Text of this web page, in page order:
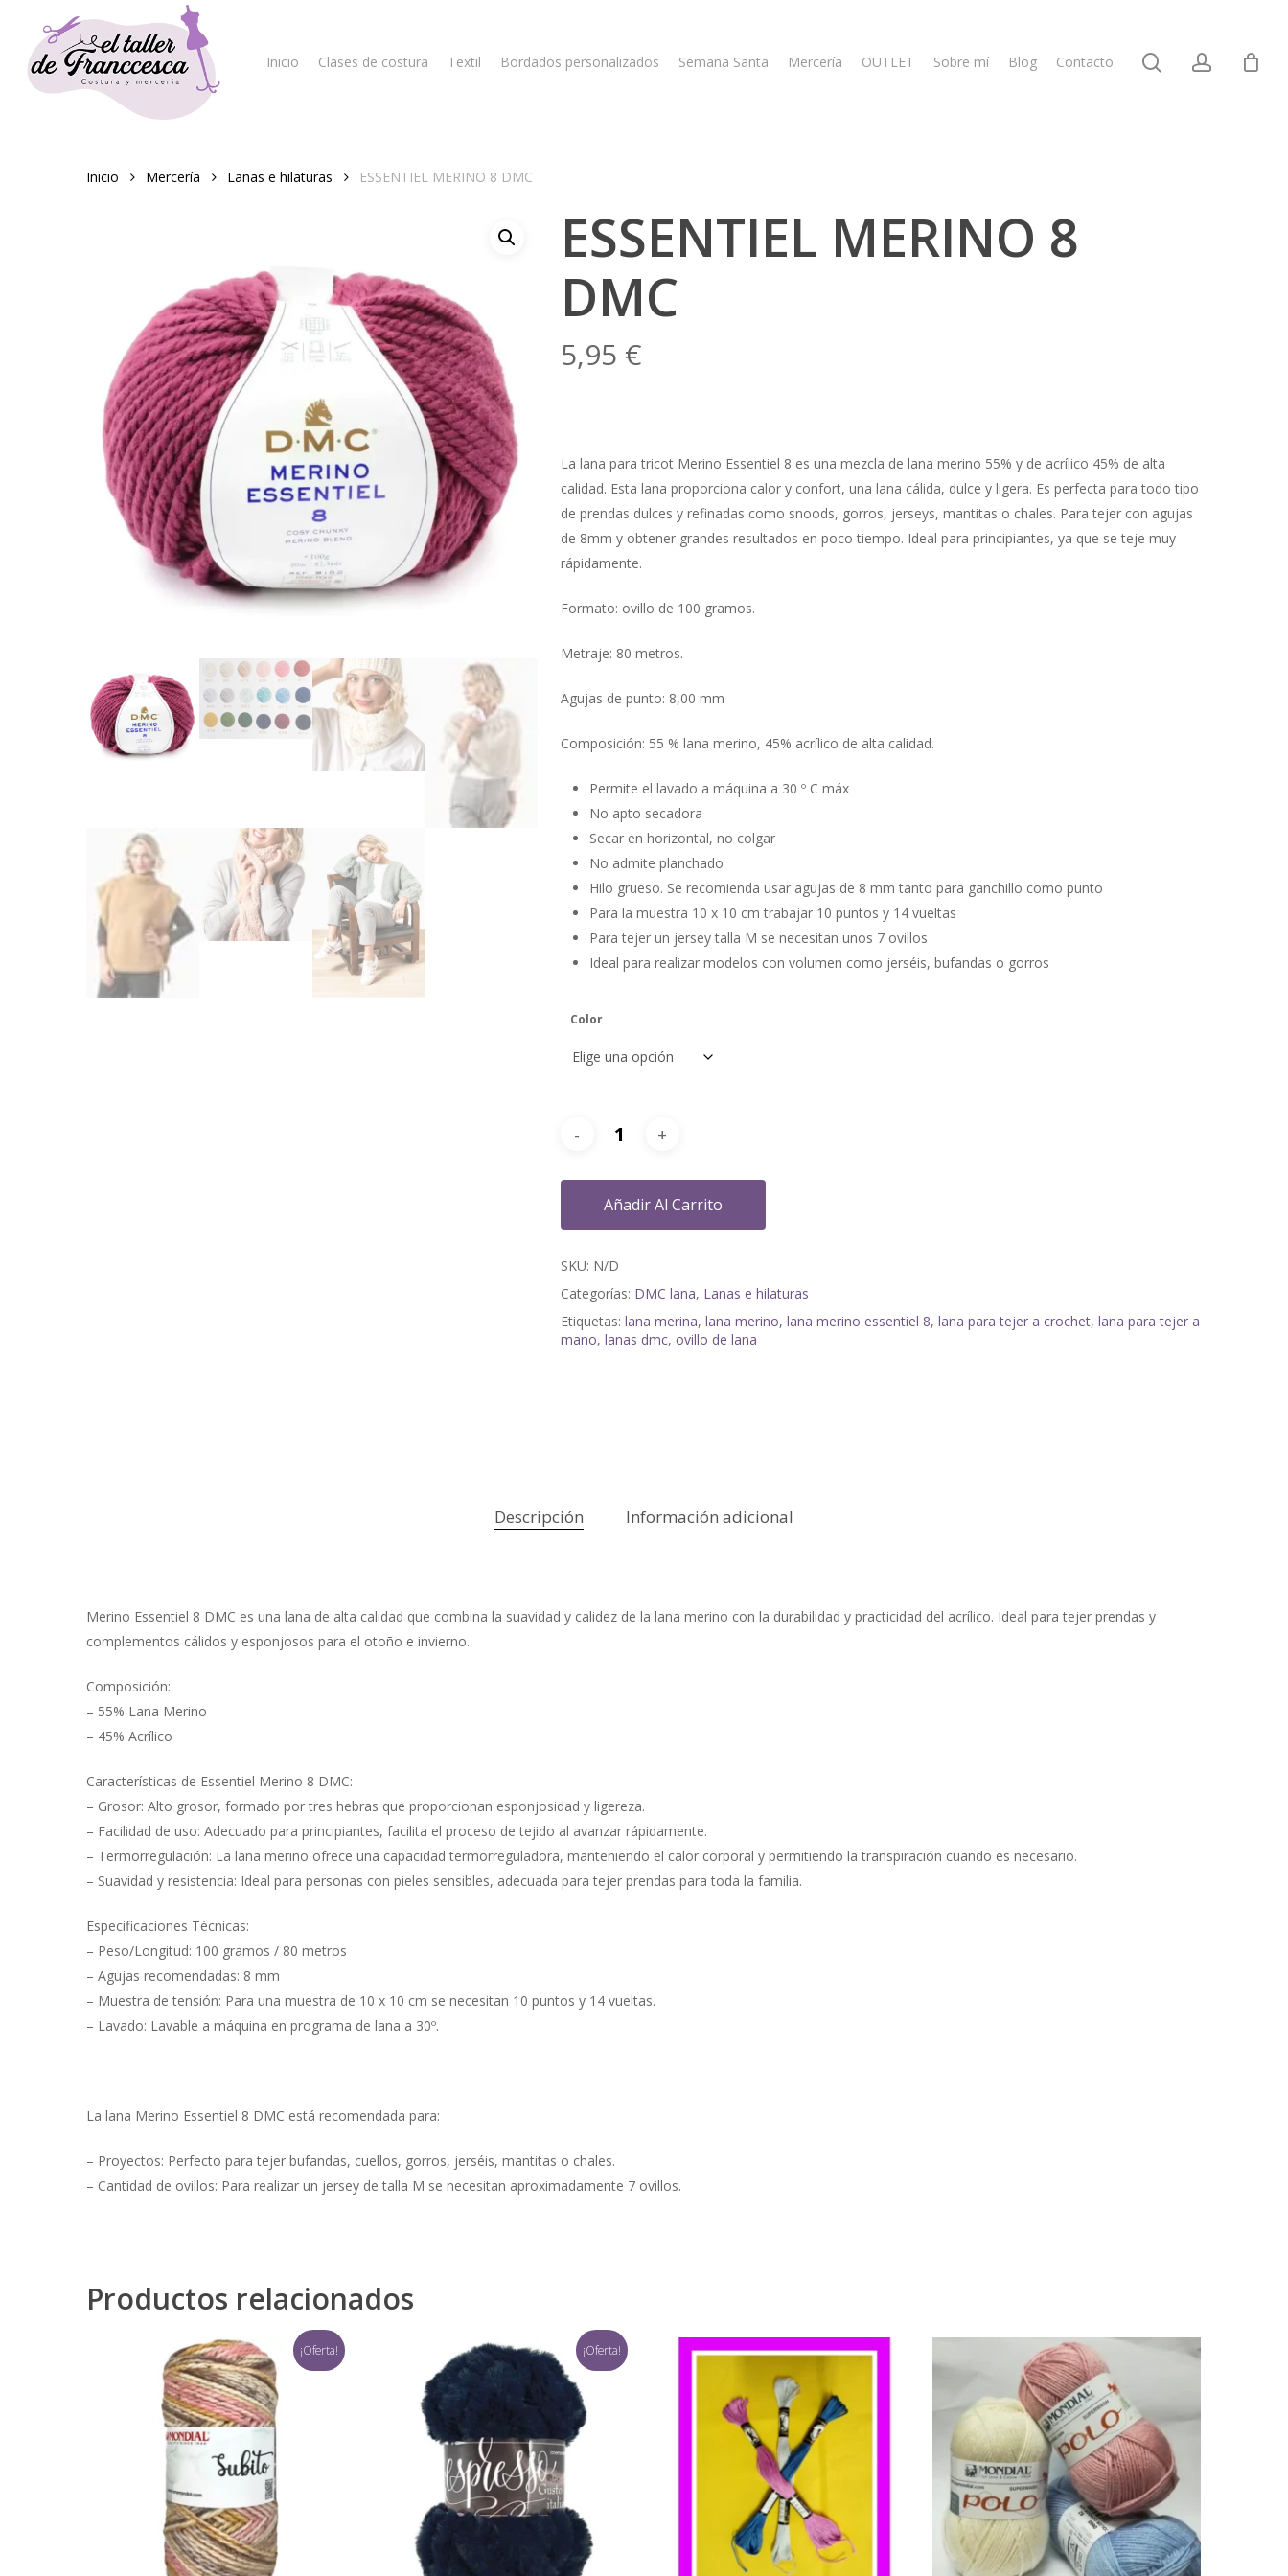
main
content
Hit enter to search or ESC to close
Inicio Clases de costura Textil Bordados personalizados Semana Santa Mercería OUTLET Sobre mí Blog Contacto searchaccount
Inicio Mercería Lanas e hilaturas ESSENTIEL MERINO 8 DMC
ESSENTIEL MERINO 8
DMC
5,95 €
La lana para tricot Merino Essentiel 8 es una mezcla de lana merino 55% y de acrílico 45% de alta
calidad. Esta lana proporciona calor y confort, una lana cálida, dulce y ligera. Es perfecta para todo tipo
de prendas dulces y refinadas como snoods, gorros, jerseys, mantitas o chales. Para tejer con agujas
de 8mm y obtener grandes resultados en poco tiempo. Ideal para principiantes, ya que se teje muy
rápidamente.
Formato: ovillo de 100 gramos.
Metraje: 80 metros.
Agujas de punto: 8,00 mm
Composición: 55 % lana merino, 45% acrílico de alta calidad.
Permite el lavado a máquina a 30 º C máx
No apto secadora
Secar en horizontal, no colgar
No admite planchado
Hilo grueso. Se recomienda usar agujas de 8 mm tanto para ganchillo como punto
Para la muestra 10 x 10 cm trabajar 10 puntos y 14 vueltas
Para tejer un jersey talla M se necesitan unos 7 ovillos
Ideal para realizar modelos con volumen como jerséis, bufandas o gorros
Color
Añadir Al Carrito
SKU: N/D
Categorías: DMC lana, Lanas e hilaturas
Etiquetas: lana merina, lana merino, lana merino essentiel 8, lana para tejer a crochet, lana para tejer a
mano, lanas dmc, ovillo de lana
Descripción Información adicional
Merino Essentiel 8 DMC es una lana de alta calidad que combina la suavidad y calidez de la lana merino con la durabilidad y practicidad del acrílico. Ideal para tejer prendas y
complementos cálidos y esponjosos para el otoño e invierno.
Composición:
– 55% Lana Merino
– 45% Acrílico
Características de Essentiel Merino 8 DMC:
– Grosor: Alto grosor, formado por tres hebras que proporcionan esponjosidad y ligereza.
– Facilidad de uso: Adecuado para principiantes, facilita el proceso de tejido al avanzar rápidamente.
– Termorregulación: La lana merino ofrece una capacidad termorreguladora, manteniendo el calor corporal y permitiendo la transpiración cuando es necesario.
– Suavidad y resistencia: Ideal para personas con pieles sensibles, adecuada para tejer prendas para toda la familia.
Especificaciones Técnicas:
– Peso/Longitud: 100 gramos / 80 metros
– Agujas recomendadas: 8 mm
– Muestra de tensión: Para una muestra de 10 x 10 cm se necesitan 10 puntos y 14 vueltas.
– Lavado: Lavable a máquina en programa de lana a 30º.
La lana Merino Essentiel 8 DMC está recomendada para:
– Proyectos: Perfecto para tejer bufandas, cuellos, gorros, jerséis, mantitas o chales.
– Cantidad de ovillos: Para realizar un jersey de talla M se necesitan aproximadamente 7 ovillos.
Productos relacionados
¡Oferta! ¡Oferta!